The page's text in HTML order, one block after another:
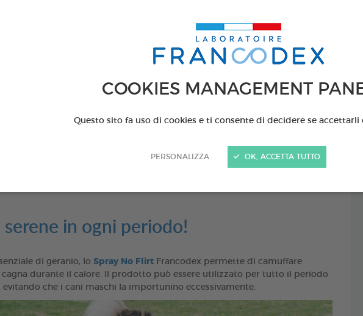
COOKIES MANAGEMENT
Questo sito fa uso di cookies e ti consente di decidere se
PERSONALIZZA OK, ACCETTA TUTTO
CANI Pubblicato il 12/08/19
Spray No Flirt
serene in ogni periodo!
di geranio, lo Spray No Flirt Francodex permette di camuffare
cagna durante il calore. Il prodotto può essere utilizzato per tutto il periodo
evitando che i cani maschi la importunino eccessivamente.